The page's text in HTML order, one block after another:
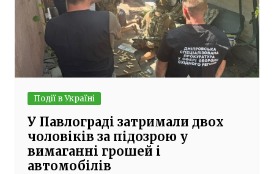
Події в Україні
У Павлограді затримали двох
чоловіків за підозрою у
вимаганні грошей і
автомобілів